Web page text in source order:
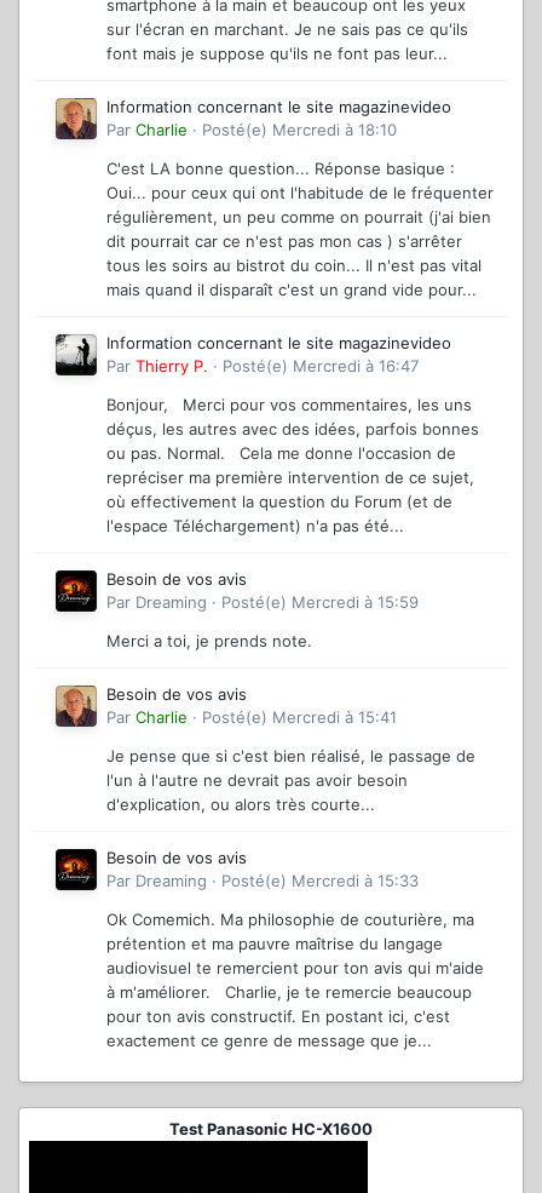
smartphone à la main et beaucoup ont les yeux
sur l'écran en marchant. Je ne sais pas ce qu'ils
font mais je suppose qu'ils ne font pas leur...
Information concernant le site magazinevideo
Par Charlie · Posté(e) Mercredi à 18:10
C'est LA bonne question... Réponse basique :
Oui... pour ceux qui ont l'habitude de le fréquenter
régulièrement, un peu comme on pourrait (j'ai bien
dit pourrait car ce n'est pas mon cas ) s'arrêter
tous les soirs au bistrot du coin... Il n'est pas vital
mais quand il disparaît c'est un grand vide pour...
Information concernant le site magazinevideo
Par Thierry P. · Posté(e) Mercredi à 16:47
Bonjour, Merci pour vos commentaires, les uns
déçus, les autres avec des idées, parfois bonnes
ou pas. Normal. Cela me donne l'occasion de
repréciser ma première intervention de ce sujet,
où effectivement la question du Forum (et de
l'espace Téléchargement) n'a pas été...
Besoin de vos avis
Par Dreaming · Posté(e) Mercredi à 15:59
Merci a toi, je prends note.
Besoin de vos avis
Par Charlie · Posté(e) Mercredi à 15:41
Je pense que si c'est bien réalisé, le passage de
l'un à l'autre ne devrait pas avoir besoin
d'explication, ou alors très courte...
Besoin de vos avis
Par Dreaming · Posté(e) Mercredi à 15:33
Ok Comemich. Ma philosophie de couturière, ma
prétention et ma pauvre maîtrise du langage
audiovisuel te remercient pour ton avis qui m'aide
à m'améliorer. Charlie, je te remercie beaucoup
pour ton avis constructif. En postant ici, c'est
exactement ce genre de message que je...
Test Panasonic HC-X1600